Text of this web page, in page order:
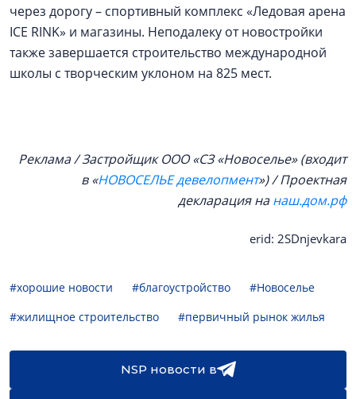
через дорогу – спортивный комплекс «Ледовая арена
ICE RINK» и магазины. Неподалеку от новостройки
также завершается строительство международной
школы с творческим уклоном на 825 мест.
Реклама / Застройщик ООО «СЗ «Новоселье» (входит
в «НОВОСЕЛЬЕ девелопмент») / Проектная
декларация нанаш.дом.рф
erid: 2SDnjevkara
#хорошие новости #благоустройство
#Новоселье
#жилищное строительство
#первичный рынок жилья
NSP новости в